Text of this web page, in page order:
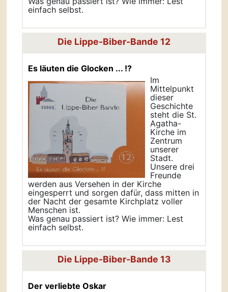
einfach selbst.
Die Lippe-Biber-Bande 12
Es läuten die Glocken ... !?
Im
Mittelpunkt
dieser
Geschichte
steht die St.
Agatha-
Kirche im
Zentrum
unserer
Stadt.
Unsere drei
Freunde
werden aus Versehen in der Kirche
eingesperrt und sorgen dafür, dass mitten in
der Nacht der gesamte Kirchplatz voller
Menschen ist.
Was genau passiert ist? Wie immer: Lest
einfach selbst.
Die Lippe-Biber-Bande 13
Der verliebte Oskar